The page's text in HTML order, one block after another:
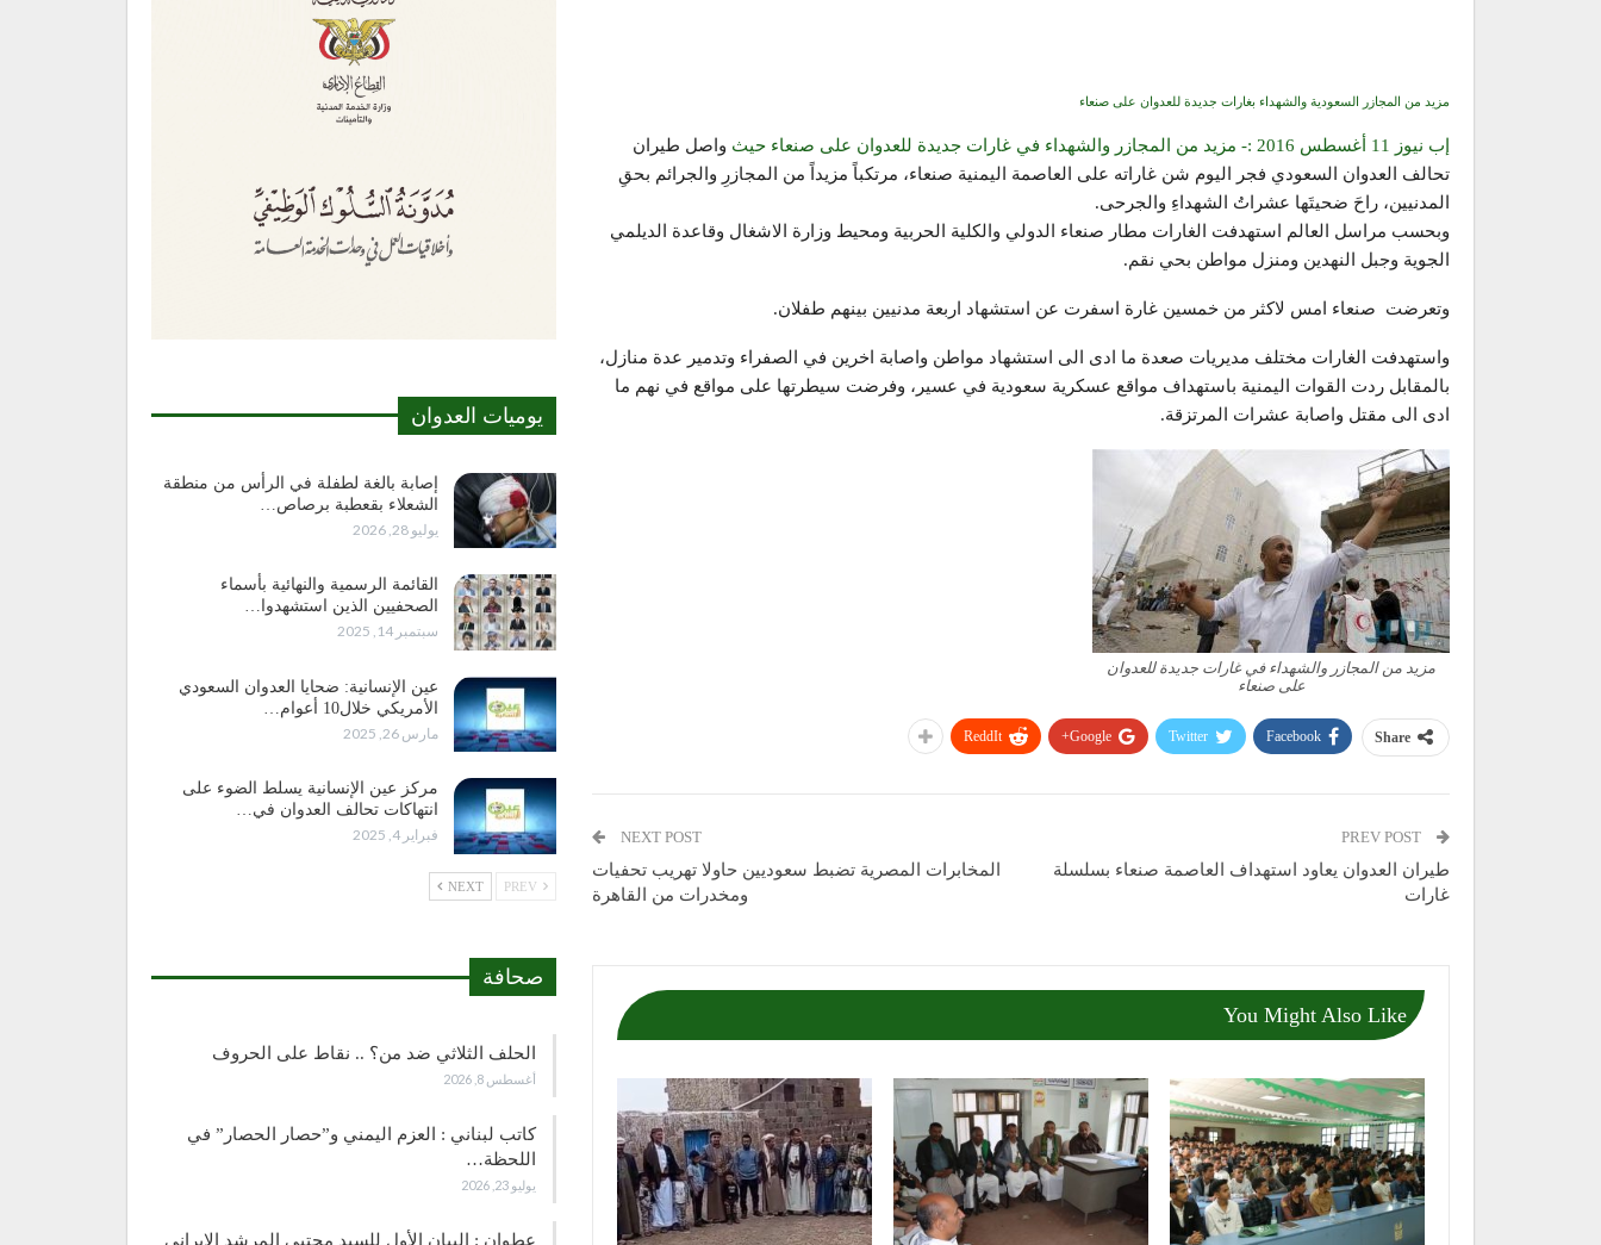
مزيد من المجازر السعودية والشهداء بغارات جديدة للعدوان على صنعاء
إب نيوز 11 أغسطس 2016 :- مزيد من المجازر والشهداء في غارات جديدة للعدوان على صنعاء حيث
واصل طيران
تحالف العدوان السعودي فجر اليوم شن غاراته على العاصمة اليمنية صنعاء، مرتكباً مزيداً من المجازرِ والجرائم بحقِ
المدنيين، راحَ ضحيتَها عشراتُ الشهداءِ والجرحى.
وبحسب مراسل العالم استهدفت الغارات مطار صنعاء الدولي والكلية الحربية ومحيط وزارة الاشغال وقاعدة الديلمي
الجوية وجبل النهدين ومنزل مواطن بحي نقم.
وتعرضت صنعاء امس لاكثر من خمسين غارة اسفرت عن استشهاد اربعة مدنيين بينهم طفلان.
واستهدفت الغارات مختلف مديريات صعدة ما ادى الى استشهاد مواطن واصابة اخرين في الصفراء وتدمير عدة منازل،
بالمقابل ردت القوات اليمنية باستهداف مواقع عسكرية سعودية في عسير، وفرضت سيطرتها على مواقع في نهم ما
ادى الى مقتل واصابة عشرات المرتزقة.
مزيد من المجازر والشهداء في غارات جديدة للعدوان
على صنعاء
Share
Facebook
Twitter
Google+
ReddIt
طيران العدوان يعاود استهداف العاصمة صنعاء بسلسلة
غارات
NEXT POST
المخابرات المصرية تضبط سعوديين حاولا تهريب تحفيات
ومخدرات من القاهرة
You Might Also Like
يوميات العدوان
إصابة بالغة لطفلة في الرأس من منطقة
الشعلاء بقعطبة برصاص…
يوليو 28, 2026
القائمة الرسمية والنهائية بأسماء
الصحفيين الذين استشهدوا…
سبتمبر 14, 2025
عين الإنسانية: ضحايا العدوان السعودي
الأمريكي خلال10 أعوام…
مارس 26, 2025
مركز عين الإنسانية يسلط الضوء على
انتهاكات تحالف العدوان في…
فبراير 4, 2025
NEXT
صحافة
الحلف الثلاثي ضد من؟ .. نقاط على الحروف
أغسطس 8, 2026
كاتب لبناني : العزم اليمني و”حصار الحصار” في
اللحظة…
يوليو 23, 2026
عطوان : البيان الأول للسيد مجتبى المرشد الإيراني